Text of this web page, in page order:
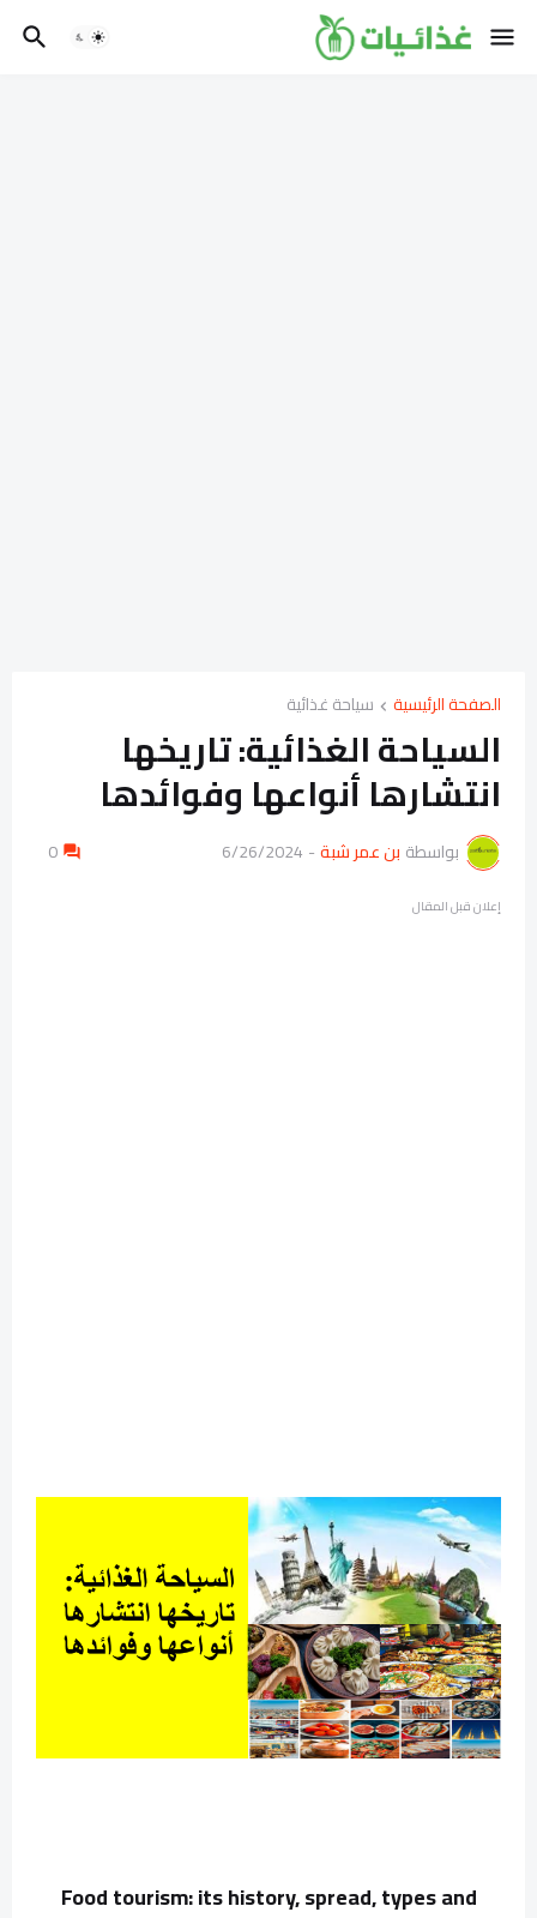
الصفحة الرئيسية سياحة غذائية
السياحة الغذائية: تاريخها
انتشارها أنواعها وفوائدها
بواسطة بن عمر شبة-
6/26/2024
0
إعلان قبل المقال
Food tourism: its history, spread, types and